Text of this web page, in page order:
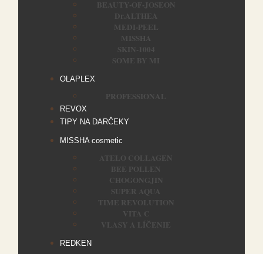
BEAUTY-OF-JOSEON
Dr.ALTHEA
MEDI-PEEL
MISSHA
SKIN-1004
SOME BY MI
OLAPLEX
PROFESSIONAL
REVOX
TIPY NA DARČEKY
MISSHA cosmetic
ATELO COLLAGEN
BEE POLLEN
CHOGONGJIN
SUPER AQUA
TIME REVOLUTION
VITA C
VLASY A LÍČENIE
REDKEN